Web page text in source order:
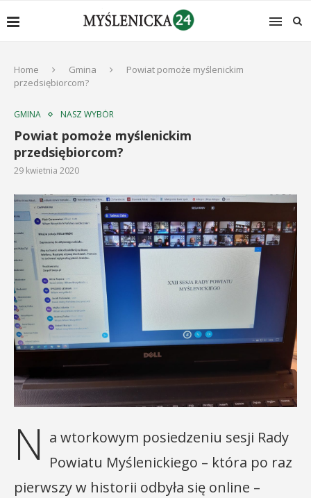
Home Gmina
Powiat pomoże myślenickim
przedsiębiorcom?
GMINA NASZ WYBÓR
Powiat pomoże myślenickim
przedsiębiorcom?
29 kwietnia 2020
N a wtorkowym posiedzeniu sesji Rady
Powiatu Myślenickiego – która po raz
pierwszy w historii odbyła się online –